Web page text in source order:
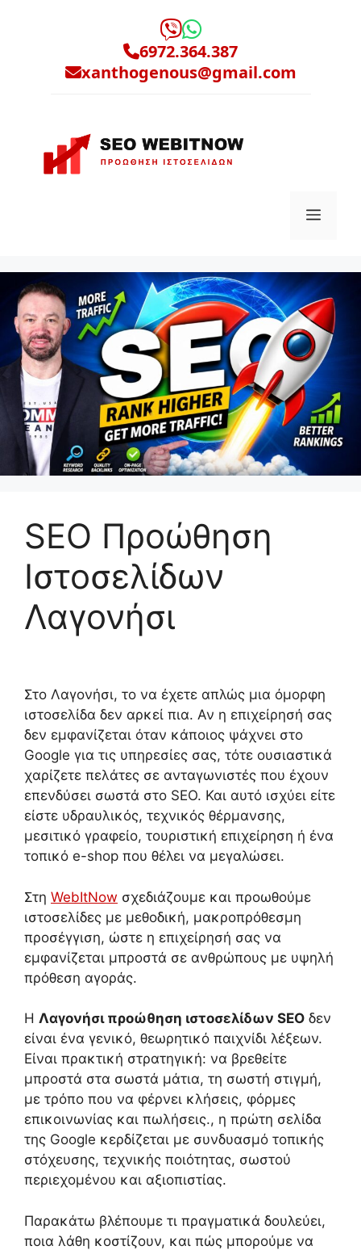
6972.364.387
xanthogenous@gmail.com
SEO Προώθηση
Ιστοσελίδων
Λαγονήσι
Στο Λαγονήσι, το να έχετε απλώς μια όμορφη
ιστοσελίδα δεν αρκεί πια. Αν η επιχείρησή σας
δεν εμφανίζεται όταν κάποιος ψάχνει στο
Google για τις υπηρεσίες σας, τότε ουσιαστικά
χαρίζετε πελάτες σε ανταγωνιστές που έχουν
επενδύσει σωστά στο SEO. Και αυτό ισχύει είτε
είστε υδραυλικός, τεχνικός θέρμανσης,
μεσιτικό γραφείο, τουριστική επιχείρηση ή ένα
τοπικό e-shop που θέλει να μεγαλώσει.
Στη WebItNow σχεδιάζουμε και προωθούμε
ιστοσελίδες με μεθοδική, μακροπρόθεσμη
προσέγγιση, ώστε η επιχείρησή σας να
εμφανίζεται μπροστά σε ανθρώπους με υψηλή
πρόθεση αγοράς.
Η Λαγονήσι προώθηση ιστοσελίδων SEO δεν
είναι ένα γενικό, θεωρητικό παιχνίδι λέξεων.
Είναι πρακτική στρατηγική: να βρεθείτε
μπροστά στα σωστά μάτια, τη σωστή στιγμή,
με τρόπο που να φέρνει κλήσεις, φόρμες
επικοινωνίας και πωλήσεις., η πρώτη σελίδα
της Google κερδίζεται με συνδυασμό τοπικής
στόχευσης, τεχνικής ποιότητας, σωστού
περιεχομένου και αξιοπιστίας.
Παρακάτω βλέπουμε τι πραγματικά δουλεύει,
ποια λάθη κοστίζουν, και πώς μπορούμε να